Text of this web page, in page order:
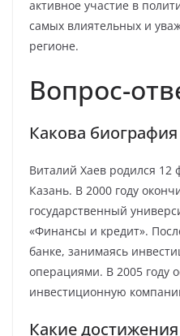
активное участие в
самых влиятельных и
регионе.
Вопрос-
Какова
Виталий Хаев родился 12
Казань. В 2000 году
государственный
«Финансы и кредит».
банке, занимаясь
операциями. В 2005 году
инвестиционную
Какие